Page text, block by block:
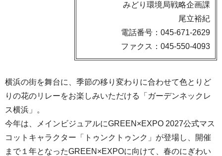
みどり環境局戦略企画課
尾立裕紀
電話番号：045-671-2629
ファクス：045-550-4093
横浜の街を舞台に、季節の移り変わりに合わせて色とりど
りの花のリレーをお楽しみいただける「ガーデンネックレ
ス横浜」。
今年は、メインビジュアルにGREEN×EXPO 2027公式マス
コットキャラクター「トゥンクトゥンク」が登場し、開催
まで１年となったGREEN×EXPOに向けて、春のにぎわい